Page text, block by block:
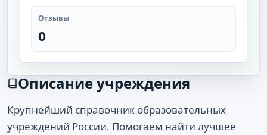
Отзывы
0
Описание учреждения
Крупнейший справочник образовательных
учреждений России. Помогаем найти лучшее